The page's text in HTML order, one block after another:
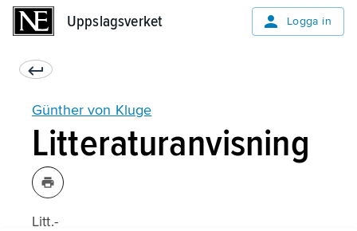
Uppslagsverket Logga in
Günther von Kluge
Litteraturanvisning
Litt.-